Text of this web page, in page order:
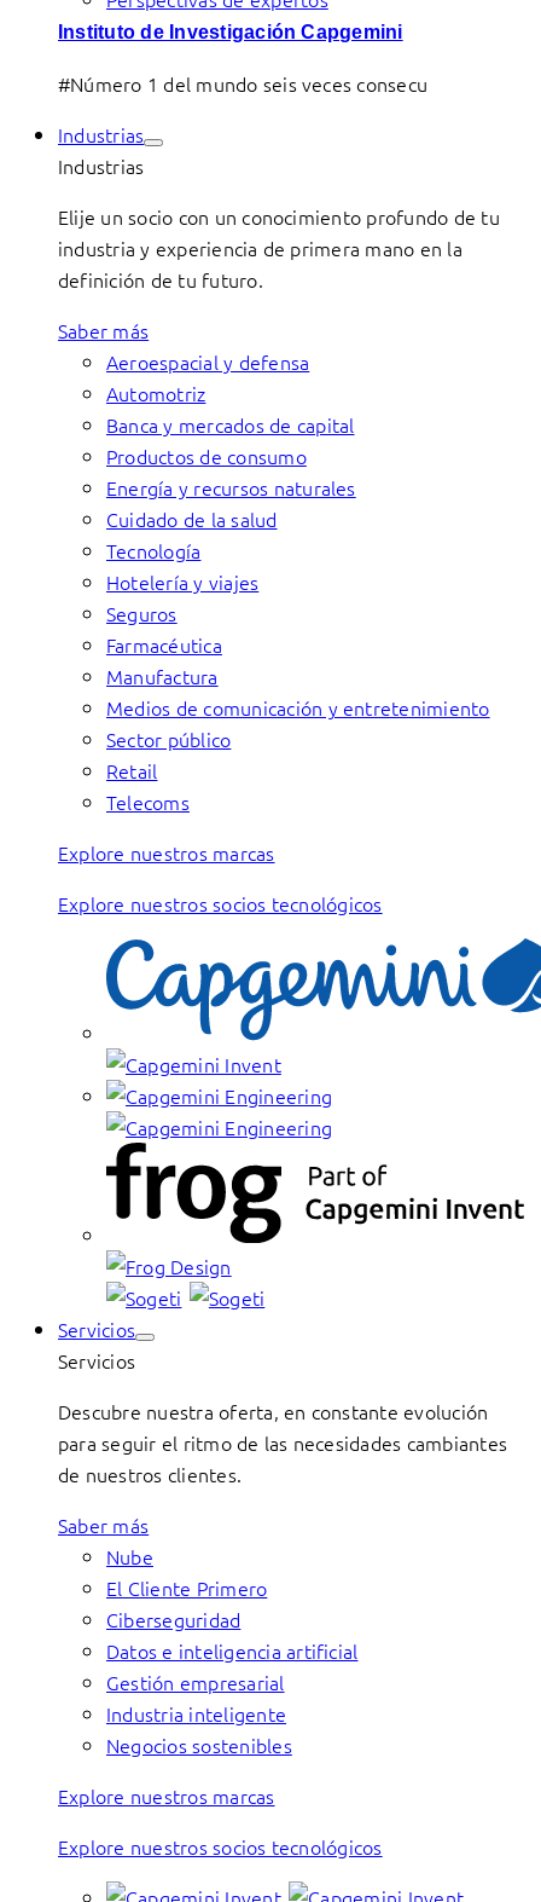
Instituto de Investigación Capgemini
#Número 1 del mundo seis veces consecu
Industrias
Industrias
Elije un socio con un conocimiento profundo de tu
industria y experiencia de primera mano en la
definición de tu futuro.
Saber más
Aeroespacial y defensa
Automotriz
Banca y mercados de capital
Productos de consumo
Energía y recursos naturales
Cuidado de la salud
Tecnología
Hotelería y viajes
Seguros
Farmacéutica
Manufactura
Medios de comunicación y entretenimiento
Sector público
Retail
Telecoms
Explore nuestros marcas
Explore nuestros socios tecnológicos
Servicios
Servicios
Descubre nuestra oferta, en constante evolución
para seguir el ritmo de las necesidades cambiantes
de nuestros clientes.
Saber más
Nube
El Cliente Primero
Ciberseguridad
Datos e inteligencia artificial
Gestión empresarial
Industria inteligente
Negocios sostenibles
Explore nuestros marcas
Explore nuestros socios tecnológicos